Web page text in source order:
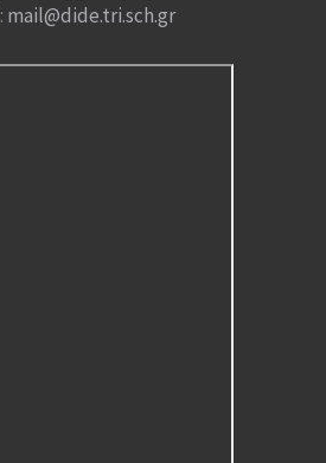
mail@dide.tri.sch.gr